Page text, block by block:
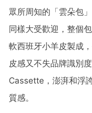
眾所周知的「雲朵包
同樣大受歡迎，整個
軟西班牙小羊皮製成
皮感又不失品牌識別
Cassette，澎湃和浮
質感。